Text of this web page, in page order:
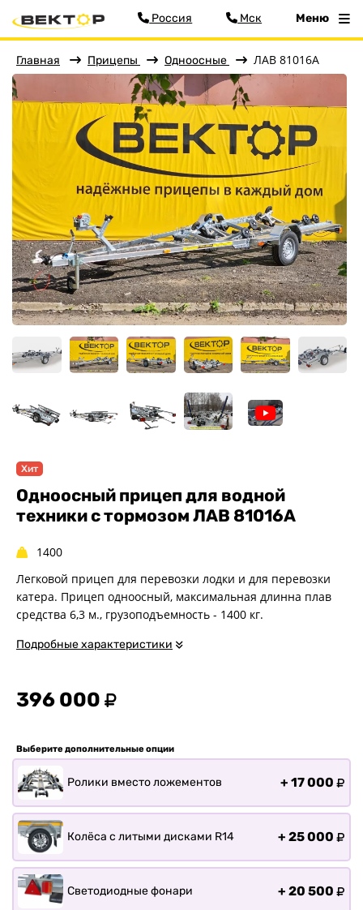
Меню
Главная
Прицепы
Бортовые
Для водной техники
Спец. назначения
Одноосные
Двухосные
Прицепы для квадроциклов
Прицепы-автовозы
Прицепы с тормозом
Прицепы для мотоциклов
Прицепы для лодок и
Прицепы для мотоблока
Прицепы для перевозки
О заводе
Фильтр
Россия Мск Меню
Главная Прицепы Одноосные ЛАВ 81016А
Хит
Одноосный прицеп для водной
техники с тормозом ЛАВ 81016A
1400
Легковой прицеп для перевозки лодки и для перевозки
катера. Прицеп одноосный, максимальная длинна плав
средства 6,3 м., грузоподъемность - 1400 кг.
Подробные характеристики
396 000
Выберите дополнительные опции
Ролики вместо ложементов + 17 000
Колёса с литыми дисками R14 + 25 000
Светодиодные фонари + 20 500